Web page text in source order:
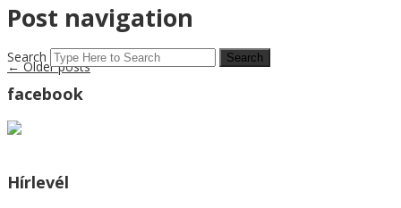
Post navigation
←Older posts
Search
facebook
Hírlevél